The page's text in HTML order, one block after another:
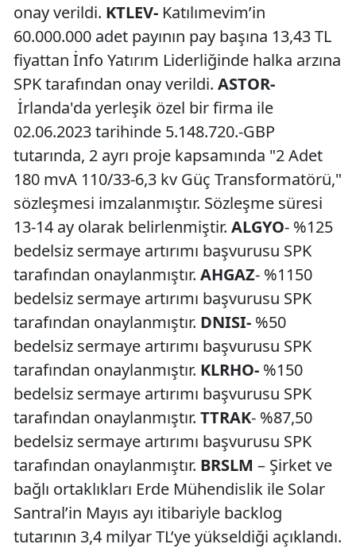
onay verildi. KTLEV- Katılımevim’in
60.000.000 adet payının pay başına 13,43 TL
fiyattan İnfo Yatırım Liderliğinde halka arzına
SPK tarafından onay verildi. ASTOR-
İrlanda'da yerleşik özel bir firma ile
02.06.2023 tarihinde 5.148.720.-GBP
tutarında, 2 ayrı proje kapsamında "2 Adet
180 mvA 110/33-6,3 kv Güç Transformatörü,"
sözleşmesi imzalanmıştır. Sözleşme süresi
13-14 ay olarak belirlenmiştir. ALGYO- %125
bedelsiz sermaye artırımı başvurusu SPK
tarafından onaylanmıştır. AHGAZ- %1150
bedelsiz sermaye artırımı başvurusu SPK
tarafından onaylanmıştır. DNISI- %50
bedelsiz sermaye artırımı başvurusu SPK
tarafından onaylanmıştır. KLRHO- %150
bedelsiz sermaye artırımı başvurusu SPK
tarafından onaylanmıştır. TTRAK- %87,50
bedelsiz sermaye artırımı başvurusu SPK
tarafından onaylanmıştır. BRSLM – Şirket ve
bağlı ortaklıkları Erde Mühendislik ile Solar
Santral’in Mayıs ayı itibariyle backlog
tutarının 3,4 milyar TL’ye yükseldiği açıklandı.